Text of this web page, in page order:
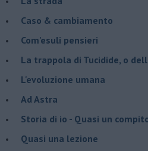
Caso & cambiamento
Com'esuli pensieri
La trappola di Tucidide, o
L'evoluzione umana
Ad Astra
Storia di io - Quasi un
Quasi una lezione